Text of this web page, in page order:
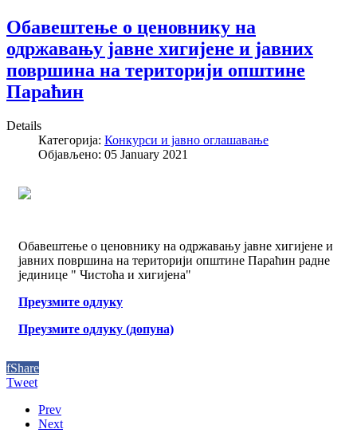
Обавештење о ценовнику на
одржавању јавне хигијене и јавних
површина на територији општине
Параћин
Details
Категорија: Конкурси и јавно оглашавање
Објављено: 05 January 2021
Обавештење о ценовнику на одржавању јавне хигијене и
јавних површина на територији општине Параћин радне
јединице " Чистоћа и хигијена"
Преузмите одлуку
Преузмите одлуку (допуна)
fShare
Tweet
Prev
Next